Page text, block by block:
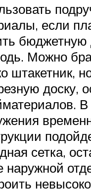
если
Можно
штакетник,
доску,
сетка,
наружной